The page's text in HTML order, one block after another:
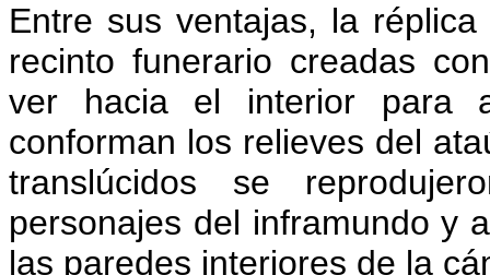
Entre sus ventajas, la
recinto funerario creadas
ver hacia el interior para
conforman los relieves del
translúcidos se
personajes del inframundo y
las paredes interiores de la